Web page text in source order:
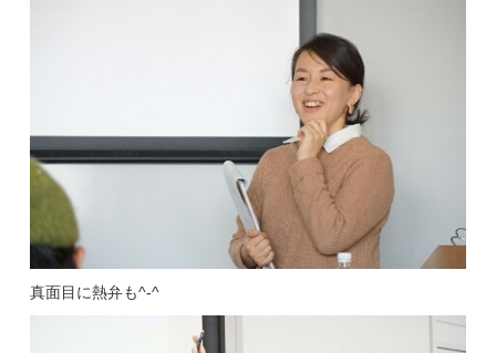
真面目に熱弁も^-^